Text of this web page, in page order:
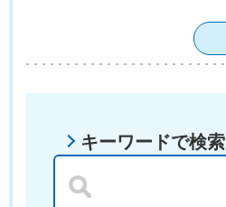
キーワードで検索